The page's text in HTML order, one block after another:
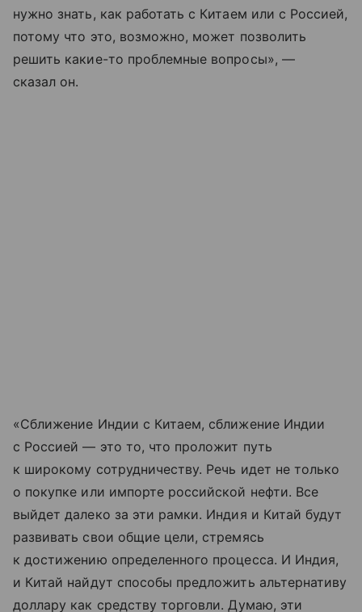
нужно знать, как работать с Китаем или с Россией,
потому что это, возможно, может позволить
решить какие-то проблемные вопросы», —
сказал он.
«Сближение Индии с Китаем, сближение Индии
с Россией — это то, что проложит путь
к широкому сотрудничеству. Речь идет не только
о покупке или импорте российской нефти. Все
выйдет далеко за эти рамки. Индия и Китай будут
развивать свои общие цели, стремясь
к достижению определенного процесса. И Индия,
и Китай найдут способы предложить альтернативу
доллару как средству торговли. Думаю, эти